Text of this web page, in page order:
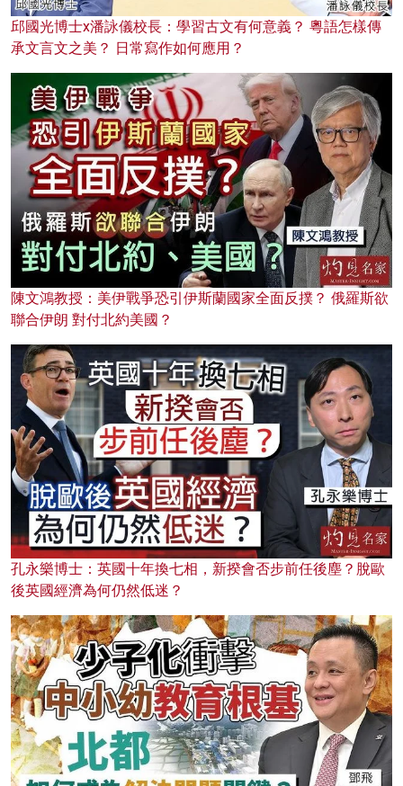
邱國光博士x潘詠儀校長：學習古文有何意義？ 粵語怎樣傳
承文言文之美？ 日常寫作如何應用？
陳文鴻教授：美伊戰爭恐引伊斯蘭國家全面反撲？ 俄羅斯欲
聯合伊朗 對付北約美國？
孔永樂博士：英國十年換七相，新揆會否步前任後塵？脫歐
後英國經濟為何仍然低迷？